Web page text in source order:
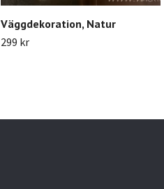
Väggdekoration, Natur
299 kr